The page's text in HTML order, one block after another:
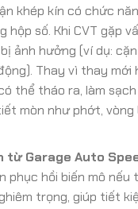
khép kín có chức
hộp số. Khi CVT gặp
ảnh hưởng (ví dụ:
Thay vì thay mới
thể tháo ra, làm
mòn như phớt, vòng
từ Garage Auto
phục hồi biến mô nếu
trọng, giúp tiết